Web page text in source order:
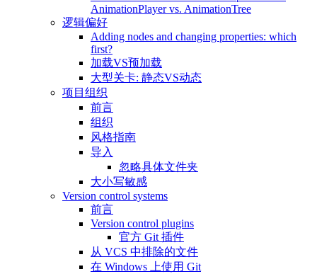
AnimationPlayer vs. AnimationTree
逻辑偏好
Adding nodes and changing properties: which
first?
加载VS预加载
大型关卡: 静态VS动态
项目组织
前言
组织
风格指南
导入
忽略具体文件夹
大小写敏感
Version control systems
前言
Version control plugins
官方 Git 插件
从 VCS 中排除的文件
在 Windows 上使用 Git